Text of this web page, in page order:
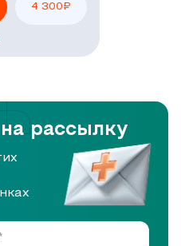
4 300₽
рассылку